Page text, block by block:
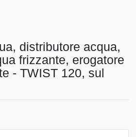
distributore acqua,
frizzante, erogatore
- TWIST 120, sul